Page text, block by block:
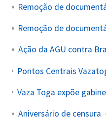
Ação da AGU contra
Aniversário de censura